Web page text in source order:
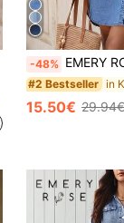
-48% EMERY ROSE Damesjurk van recht model
#2 Bestseller
15.50€ 29.94€